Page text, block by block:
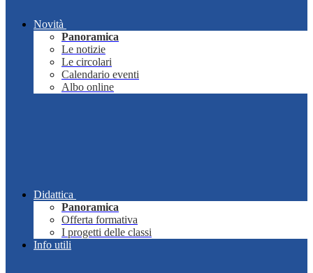
Novità
Panoramica
Le notizie
Le circolari
Calendario eventi
Albo online
Didattica
Panoramica
Offerta formativa
I progetti delle classi
Info utili